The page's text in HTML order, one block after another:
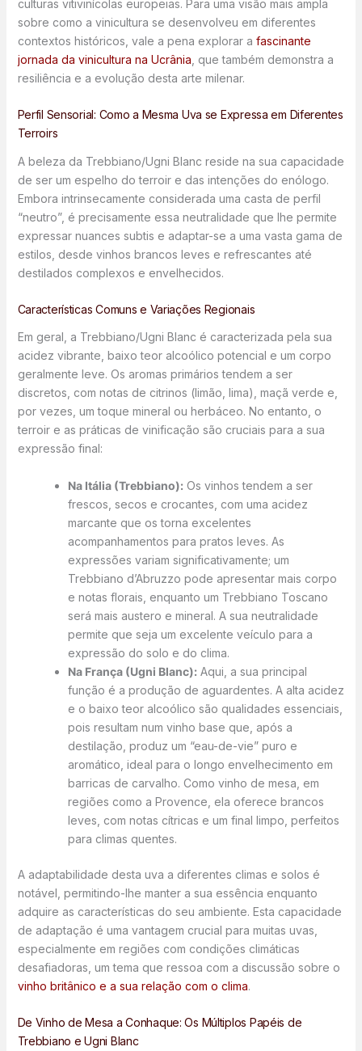
culturas vitivinícolas europeias. Para uma visão mais ampla
sobre como a vinicultura se desenvolveu em diferentes
contextos históricos, vale a pena explorar a fascinante
jornada da vinicultura na Ucrânia , que também demonstra a
resiliência e a evolução desta arte milenar.
Perfil Sensorial: Como a Mesma Uva se Expressa em Diferentes
Terroirs
A beleza da Trebbiano/Ugni Blanc reside na sua capacidade
de ser um espelho do terroir e das intenções do enólogo.
Embora intrinsecamente considerada uma casta de perfil
“neutro”, é precisamente essa neutralidade que lhe permite
expressar nuances subtis e adaptar-se a uma vasta gama de
estilos, desde vinhos brancos leves e refrescantes até
destilados complexos e envelhecidos.
Características Comuns e Variações Regionais
Em geral, a Trebbiano/Ugni Blanc é caracterizada pela sua
acidez vibrante, baixo teor alcoólico potencial e um corpo
geralmente leve. Os aromas primários tendem a ser
discretos, com notas de citrinos (limão, lima), maçã verde e,
por vezes, um toque mineral ou herbáceo. No entanto, o
terroir e as práticas de vinificação são cruciais para a sua
expressão final:
Na Itália (Trebbiano):Os vinhos tendem a ser
frescos, secos e crocantes, com uma acidez
marcante que os torna excelentes
acompanhamentos para pratos leves. As
expressões variam significativamente; um
Trebbiano d’Abruzzo pode apresentar mais corpo
e notas florais, enquanto um Trebbiano Toscano
será mais austero e mineral. A sua neutralidade
permite que seja um excelente veículo para a
expressão do solo e do clima.
Na França (Ugni Blanc):Aqui, a sua principal
função é a produção de aguardentes. A alta acidez
e o baixo teor alcoólico são qualidades essenciais,
pois resultam num vinho base que, após a
destilação, produz um “eau-de-vie” puro e
aromático, ideal para o longo envelhecimento em
barricas de carvalho. Como vinho de mesa, em
regiões como a Provence, ela oferece brancos
leves, com notas cítricas e um final limpo, perfeitos
para climas quentes.
A adaptabilidade desta uva a diferentes climas e solos é
notável, permitindo-lhe manter a sua essência enquanto
adquire as características do seu ambiente. Esta capacidade
de adaptação é uma vantagem crucial para muitas uvas,
especialmente em regiões com condições climáticas
desafiadoras, um tema que ressoa com a discussão sobre o
vinho britânico e a sua relação com o clima.
De Vinho de Mesa a Conhaque: Os Múltiplos Papéis de
Trebbiano e Ugni Blanc